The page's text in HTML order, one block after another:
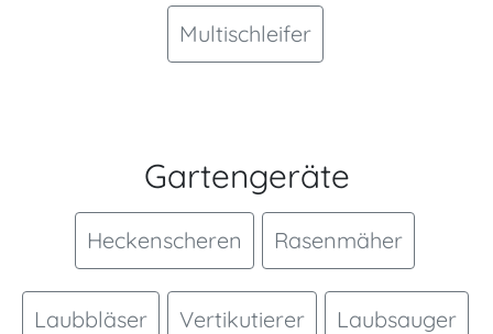
Multischleifer
Gartengeräte
Heckenscheren Rasenmäher
Laubbläser Vertikutierer Laubsauger